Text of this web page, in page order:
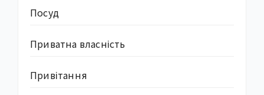
Посуд
Приватна власність
Привітання